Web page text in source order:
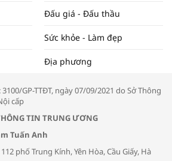
Tọa đàm “Xúc tiến thương mại: Khơi
Bác sĩ tư vấn cách phòng tránh bệnh
Đấu giá - Đấu thầu
Sức khỏe - Làm đẹp
Địa phương
GP-TTĐT, ngày 07/09/2021 do Sở Thông
cấp
TIN TRUNG ƯƠNG
Tuấn Anh
phố Trung Kính, Yên Hòa, Cầu Giấy, Hà